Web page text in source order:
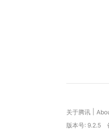
关于腾讯
版本号: 9.2.5